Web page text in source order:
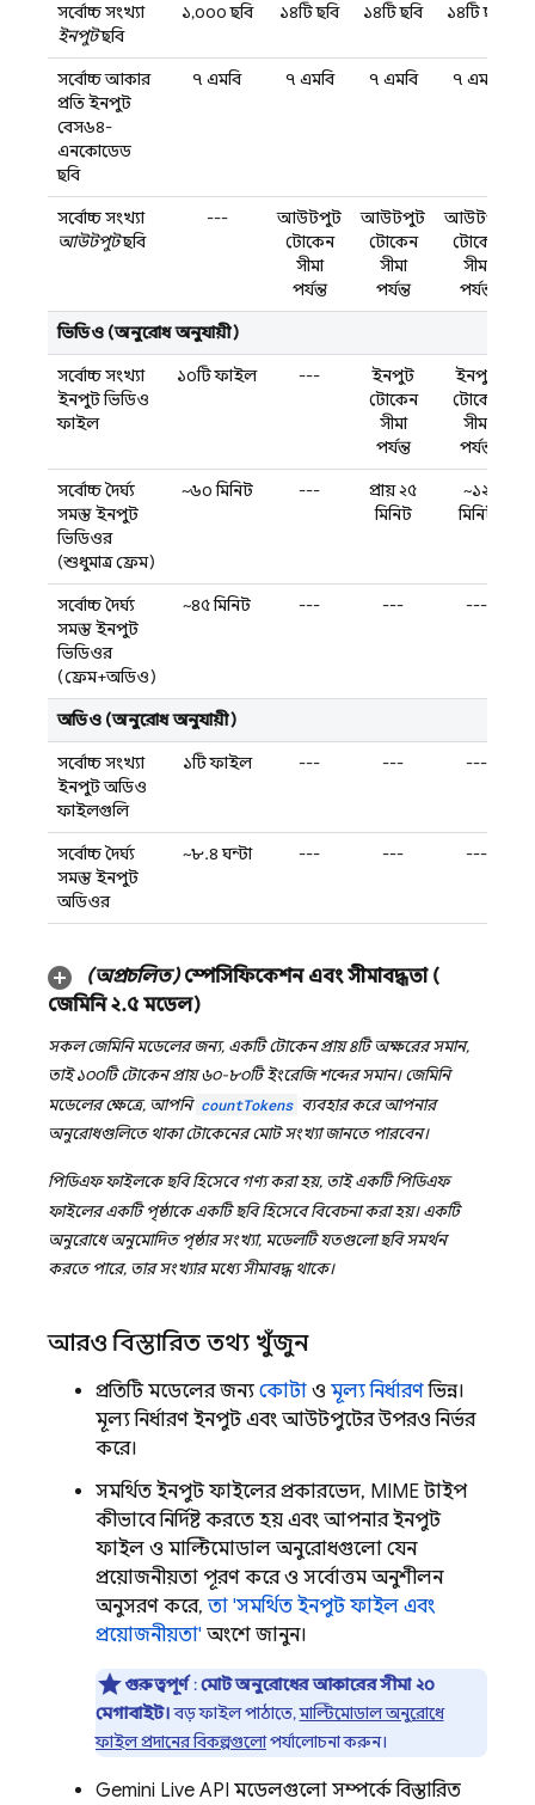
সর্বোচ্চ সংখ্যা
ইনপুটছবি
১,০০০ ছবি ১৪টি ছবি ১৪টি ছবি ১৪টি ছবি
সর্বোচ্চ আকার
প্রতি ইনপুট
বেস৬৪-
এনকোডেড
ছবি
৭ এমবি ৭ এমবি ৭ এমবি ৭ এমবি
সর্বোচ্চ সংখ্যা
আউটপুটছবি
---
আউটপুট
টোকেন
সীমা
পর্যন্ত
আউটপুট
টোকেন
সীমা
পর্যন্ত
আউটপুট
টোকেন
সীমা
পর্যন্ত
ভিডিও (অনুরোধ অনুযায়ী)
সর্বোচ্চ সংখ্যা
ইনপুট ভিডিও
ফাইল
১০টি ফাইল ---
ইনপুট
টোকেন
সীমা
পর্যন্ত
ইনপুট
টোকেন
সীমা
পর্যন্ত
সর্বোচ্চ দৈর্ঘ্য
সমস্ত ইনপুট
ভিডিওর
(শুধুমাত্র ফ্রেম)
~৬০ মিনিট ---
প্রায় ২৫
মিনিট
~১২
মিনিট
সর্বোচ্চ দৈর্ঘ্য
সমস্ত ইনপুট
ভিডিওর
(ফ্রেম+অডিও)
~৪৫ মিনিট --- --- ---
অডিও (অনুরোধ অনুযায়ী)
সর্বোচ্চ সংখ্যা
ইনপুট অডিও
ফাইলগুলি
১টি ফাইল --- --- ---
সর্বোচ্চ দৈর্ঘ্য
সমস্ত ইনপুট
অডিওর
~৮.৪ ঘন্টা --- --- ---
(অপ্রচলিত)স্পেসিফিকেশন এবং সীমাবদ্ধতা (
জেমিনি ২.৫ মডেল)
সকলজেমিনিমডেলের জন্য, একটি টোকেন প্রায় ৪টি অক্ষরের সমান,
তাই ১০০টি টোকেন প্রায় ৬০-৮০টি ইংরেজি শব্দের সমান।জেমিনি
মডেলের ক্ষেত্রে, আপনি countTokens ব্যবহার করে আপনার
অনুরোধগুলিতে থাকা টোকেনের মোট সংখ্যা জানতে পারবেন।
পিডিএফ ফাইলকে ছবি হিসেবে গণ্য করা হয়, তাই একটি পিডিএফ
ফাইলের একটি পৃষ্ঠাকে একটি ছবি হিসেবে বিবেচনা করা হয়। একটি
অনুরোধে অনুমোদিত পৃষ্ঠার সংখ্যা, মডেলটি যতগুলো ছবি সমর্থন
করতে পারে, তার সংখ্যার মধ্যে সীমাবদ্ধ থাকে।
আরও বিস্তারিত তথ্য খুঁজুন
প্রতিটি মডেলের জন্য কোটা ও মূল্য নির্ধারণভিন্ন।
মূল্য নির্ধারণ ইনপুট এবং আউটপুটের উপরও নির্ভর
করে।
সমর্থিত ইনপুট ফাইলের প্রকারভেদ, MIME টাইপ
কীভাবে নির্দিষ্ট করতে হয় এবং আপনার ইনপুট
ফাইল ও মাল্টিমোডাল অনুরোধগুলো যেন
প্রয়োজনীয়তা পূরণ করে ও সর্বোত্তম অনুশীলন
অনুসরণ করে, তা 'সমর্থিত ইনপুট ফাইল এবং
প্রয়োজনীয়তা' অংশে জানুন।
গুরুত্বপূর্ণ:মোট অনুরোধের আকারের সীমা ২০
মেগাবাইট।বড় ফাইল পাঠাতে,মাল্টিমোডাল অনুরোধে
ফাইল প্রদানের বিকল্পগুলোপর্যালোচনা করুন।
Gemini Live API মডেলগুলো সম্পর্কে বিস্তারিত